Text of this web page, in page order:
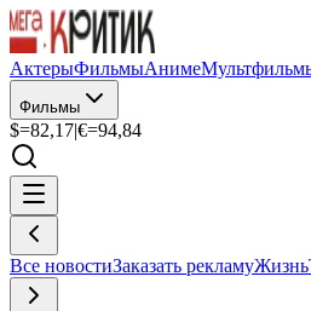
АктерыФильмыАниме
Фильмы
$=82,17|€=94,84
Все новостиЗаказать рекламуЖизнь